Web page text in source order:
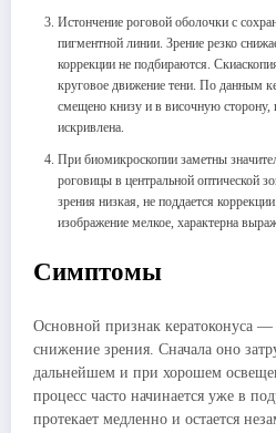
Истончение роговой оболочки с
пигментной линии. Зрение резко
коррекции не подбираются.
круговое движение тени. По данным
смещено книзу и в височную сторону,
искривлена.
При биомикроскопии заметны
роговицы в центральной оптической
зрения низкая, не поддается
изображение мелкое, характерна
Симптомы
Основной признак кератоконуса
снижение зрения. Сначала оно
дальнейшем и при хорошем
процесс часто начинается уже в
протекает медленно и остается